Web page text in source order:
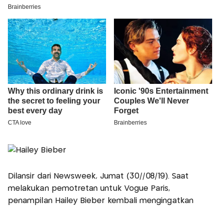
Dilansir dari Newsweek, Jumat (30//08/19). Saat
melakukan pemotretan untuk Vogue Paris,
penampilan Hailey Bieber kembali mengingatkan